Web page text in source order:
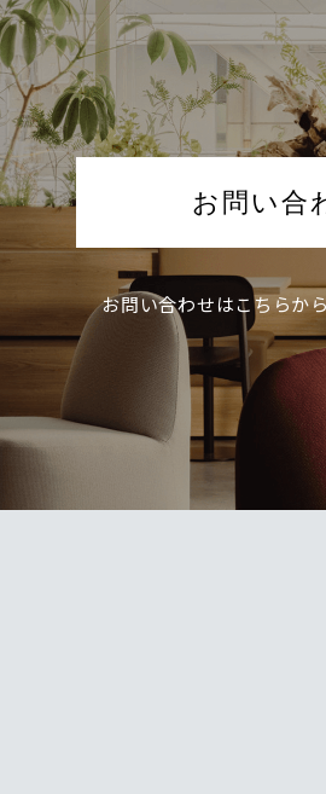
お問い合
お問い合わせはこちらか